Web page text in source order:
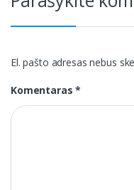
El. pašto adresas nebus
Komentaras*